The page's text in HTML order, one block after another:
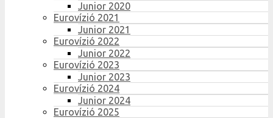
Junior 2020
Eurovízió 2021
Junior 2021
Eurovízió 2022
Junior 2022
Eurovízió 2023
Junior 2023
Eurovízió 2024
Junior 2024
Eurovízió 2025